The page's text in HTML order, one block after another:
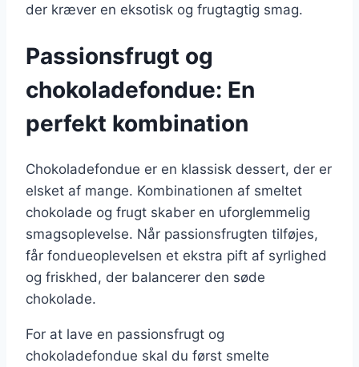
der kræver en eksotisk og frugtagtig smag.
Passionsfrugt og
chokoladefondue: En
perfekt kombination
Chokoladefondue er en klassisk dessert, der er
elsket af mange. Kombinationen af smeltet
chokolade og frugt skaber en uforglemmelig
smagsoplevelse. Når passionsfrugten tilføjes,
får fondueoplevelsen et ekstra pift af syrlighed
og friskhed, der balancerer den søde
chokolade.
For at lave en passionsfrugt og
chokoladefondue skal du først smelte